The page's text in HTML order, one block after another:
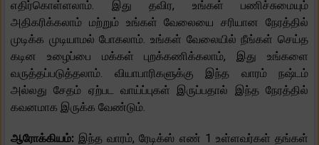
எதிர்கொள்ளலாம். இது தவிர, உங்கள் பணிச்சுமையும்
அதிகரிக்கலாம் மற்றும் உங்கள் வேலையை சரியான நேரத்தில்
முடிக்க முடியாமல் போகலாம். உங்கள் வேலையில் நீங்கள் செய்த
கடின உழைப்பை மக்கள் புறக்கணிக்கலாம், இது உங்களை
வருத்தப்படுத்தலாம். வியாபாரிகளுக்கு இந்த வாரம் நஷ்டம்
அல்லது சேதம் ஏற்பட வாய்ப்புகள் இருப்பதால் இந்த நேரத்தில்
கவனமாக இருக்க வேண்டும்.
ஆரோக்கியம்: இந்த வாரம், ரேடிக்ஸ் எண் 1 உள்ளவர்கள் தங்கள்